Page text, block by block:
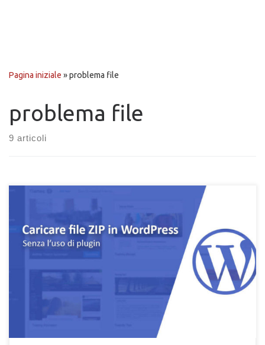
Pagina iniziale »problema file
problema file
9 articoli
Come abilitare il caricamento di file in formato Zip in
WordPress. Come caricare file e archivi compressi Zip in
WordPress senza plugin.